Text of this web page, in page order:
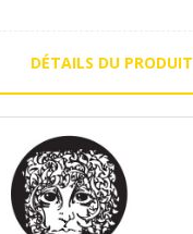
DÉTAILS DU PRODUIT